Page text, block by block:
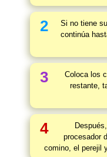
2
Si no tiene
continúa
3
Coloca los
restante,
4
procesador
comino, el perejil